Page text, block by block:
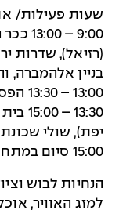
שעות פעילות/
9:00
בניין אלהמברה,
13:00 – 13:30 הפסקת צהרים בשוק הפשפשים
יפת), שולי
15:00 סיום במתחם אנדרומדה ביפו
הנחיות לבוש
למזג האוויר,